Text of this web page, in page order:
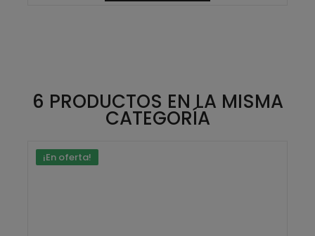
6 PRODUCTOS EN LA MISMA
CATEGORÍA
¡En oferta!